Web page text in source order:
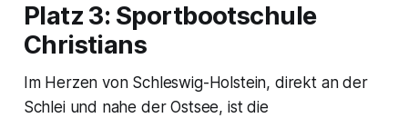
Platz 3: Sportbootschule
Christians
Im Herzen von Schleswig-Holstein, direkt an der
Schlei und nahe der Ostsee, ist die